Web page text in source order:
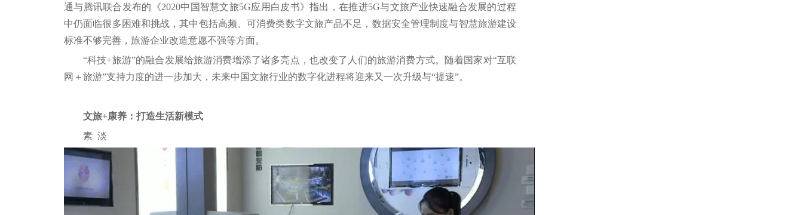
通与腾讯联合发布的《2020中国智慧文旅5G应用白皮书》指出，在推进5G与文旅产业快速融合发展的过程
中仍面临很多困难和挑战，其中包括高频、可消费类数字文旅产品不足，数据安全管理制度与智慧旅游建设
标准不够完善，旅游企业改造意愿不强等方面。
“科技+旅游”的融合发展给旅游消费增添了诸多亮点，也改变了人们的旅游消费方式。随着国家对“互联
网＋旅游”支持力度的进一步加大，未来中国文旅行业的数字化进程将迎来又一次升级与“提速”。
文旅+康养：打造生活新模式
素 淡